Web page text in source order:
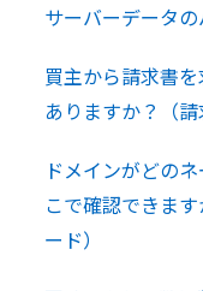
サーバーデータ
買主から請求書
ありますか？（請
ドメインがどの
こで確認できま
ード）